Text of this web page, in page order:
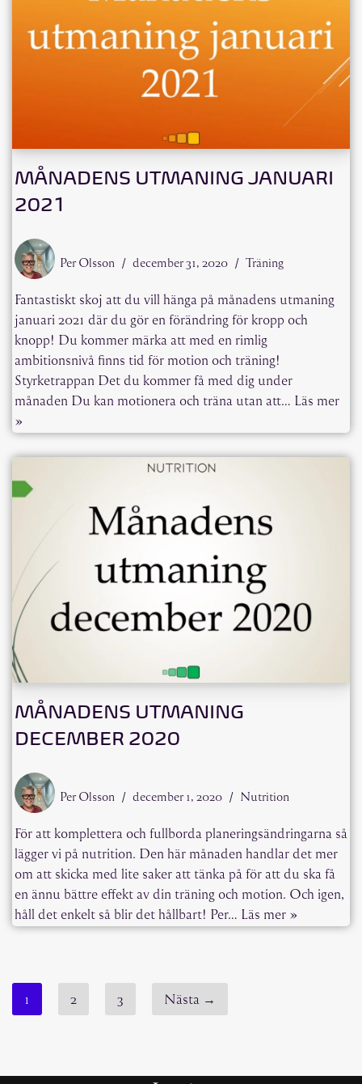
MÅNADENS UTMANING JANUARI
2021
Per Olsson december 31, 2020 Träning
Fantastiskt skoj att du vill hänga på månadens utmaning
januari 2021 där du gör en förändring för kropp och
knopp! Du kommer märka att med en rimlig
ambitionsnivå finns tid för motion och träning!
Styrketrappan Det du kommer få med dig under
månaden Du kan motionera och träna utan att… Läs mer
»
MÅNADENS UTMANING
DECEMBER 2020
Per Olsson december 1, 2020 Nutrition
För att komplettera och fullborda planeringsändringarna så
lägger vi på nutrition. Den här månaden handlar det mer
om att skicka med lite saker att tänka på för att du ska få
en ännu bättre effekt av din träning och motion. Och igen,
håll det enkelt så blir det hållbart! Per… Läs mer »
1 2 3 Nästa →